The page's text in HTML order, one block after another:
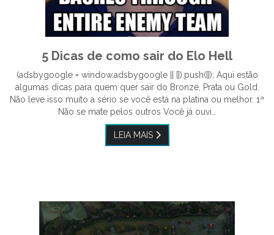
5 Dicas de como sair do Elo Hell
(adsbygoogle = window.adsbygoogle || []).push({}); Aqui estão
algumas dicas para quem quer sair do Bronze, Prata ou Gold.
Não leve isso muito a sério se você está na platina ou melhor. 1ª
Não se mate pelos outros Você já ouvi…
LEIA MAIS